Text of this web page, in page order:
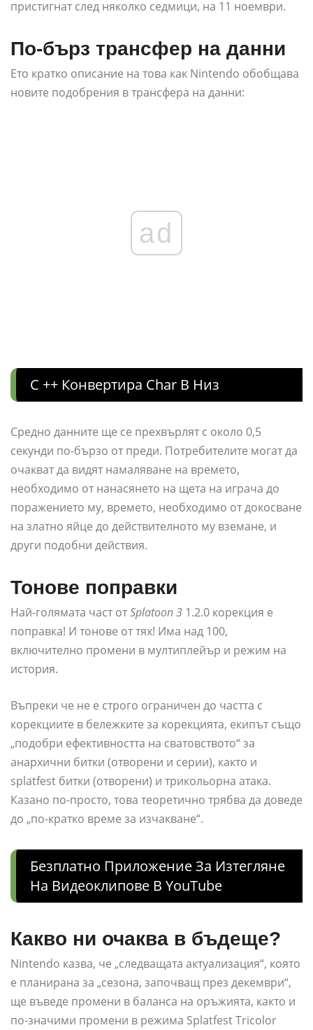
пристигнат след няколко седмици, на 11 ноември.
По-бърз трансфер на данни
Ето кратко описание на това как Nintendo обобщава
новите подобрения в трансфера на данни:
ad
C ++ Конвертира Char В Низ
Средно данните ще се прехвърлят с около 0,5
секунди по-бързо от преди. Потребителите могат да
очакват да видят намаляване на времето,
необходимо от нанасянето на щета на играча до
поражението му, времето, необходимо от докосване
на златно яйце до действителното му вземане, и
други подобни действия.
Тонове поправки
Най-голямата част отSplatoon 3 1.2.0 корекция е
поправка! И тонове от тях! Има над 100,
включително промени в мултиплейър и режим на
история.
Въпреки че не е строго ограничен до частта с
корекциите в бележките за корекцията, екипът също
„подобри ефективността на сватовството“ за
анархични битки (отворени и серии), както и
splatfest битки (отворени) и трикольорна атака.
Казано по-просто, това теоретично трябва да доведе
до „по-кратко време за изчакване“.
Безплатно Приложение За Изтегляне
На Видеоклипове В YouTube
Какво ни очаква в бъдеще?
Nintendo казва, че „следващата актуализация“, която
е планирана за „сезона, започващ през декември“,
ще въведе промени в баланса на оръжията, както и
по-значими промени в режима Splatfest Tricolor